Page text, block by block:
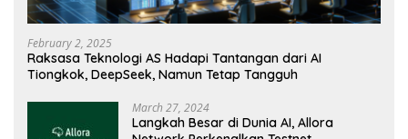
February 2, 2025
Raksasa Teknologi AS Hadapi Tantangan dari AI
Tiongkok, DeepSeek, Namun Tetap Tangguh
March 27, 2024
Langkah Besar di Dunia AI, Allora